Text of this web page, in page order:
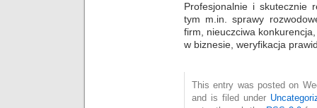
Profesjonalnie i skutecznie
tym m.in. sprawy
firm, nieuczciwa
w biznesie, weryfikacja
This entry was posted on
and is filed under